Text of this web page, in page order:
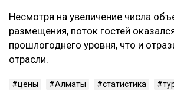
Несмотря на увеличение числа
размещения, поток гостей
прошлогоднего уровня, что и
отрасли.
цены Алматы статистика